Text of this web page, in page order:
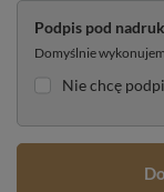
Podpis pod
Domyślnie
Nie chcę